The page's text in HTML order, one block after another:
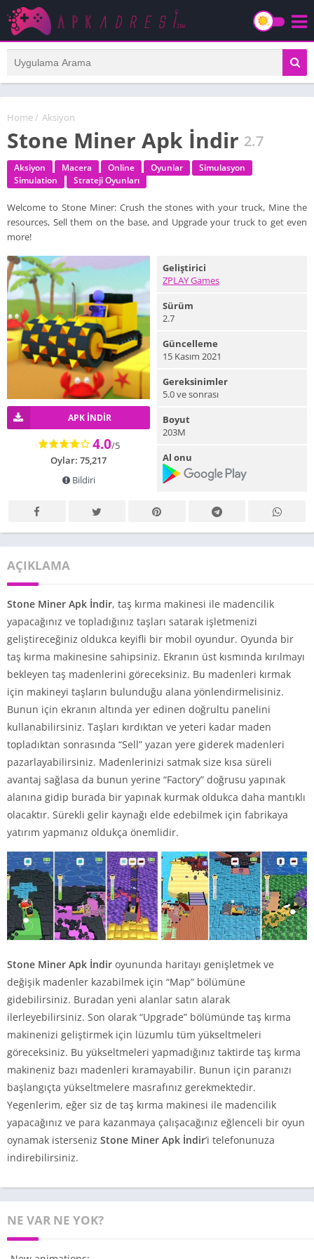
Home/ Aksiyon
Stone Miner Apk İndir 2.7
Aksiyon Macera Online Oyunlar
Simulasyon
Simulation
Strateji Oyunları
Welcome to Stone Miner: Crush the stones with your truck, Mine the
resources, Sell them on the base, and Upgrade your truck to get even
more!
APK INDIR
4.0/5
Oylar: 75,217
Bildiri
Geliştirici
ZPLAY Games
Sürüm
2.7
Güncelleme
15 Kasım 2021
Gereksinimler
5.0 ve sonrası
Boyut
203M
Al onu
AÇIKLAMA
Stone Miner Apk İndir, taş kırma makinesi ile madencilik
yapacağınız ve topladığınız taşları satarak işletmenizi
geliştireceğiniz oldukca keyifli bir mobil oyundur. Oyunda bir
taş kırma makinesine sahipsiniz. Ekranın üst kısmında kırılmayı
bekleyen taş madenlerini göreceksiniz. Bu madenleri kırmak
için makineyi taşların bulunduğu alana yönlendirmelisiniz.
Bunun için ekranın altında yer edinen doğrultu panelini
kullanabilirsiniz. Taşları kırdıktan ve yeteri kadar maden
topladıktan sonrasında “Sell” yazan yere giderek madenleri
pazarlayabilirsiniz. Madenlerinizi satmak size kısa süreli
avantaj sağlasa da bunun yerine “Factory” doğrusu yapınak
alanına gidip burada bir yapınak kurmak oldukca daha mantıklı
olacaktır. Sürekli gelir kaynağı elde edebilmek için fabrikaya
yatırım yapmanız oldukça önemlidir.
Stone Miner Apk İndir oyununda haritayı genişletmek ve
değişik madenler kazabilmek için “Map” bölümüne
gidebilirsiniz. Buradan yeni alanlar satın alarak
ilerleyebilirsiniz. Son olarak “Upgrade” bölümünde taş kırma
makinenizi geliştirmek için lüzumlu tüm yükseltmeleri
göreceksiniz. Bu yükseltmeleri yapmadığınız taktirde taş kırma
makineniz bazı madenleri kıramayabilir. Bunun için paranızı
başlangıçta yükseltmelere masrafınız gerekmektedir.
Yegenlerim, eğer siz de taş kırma makinesi ile madencilik
yapacağınız ve para kazanmaya çalışacağınız eğlenceli bir oyun
oynamak isterseniz Stone Miner Apk İndir’i telefonunuza
indirebilirsiniz.
NE VAR NE YOK?